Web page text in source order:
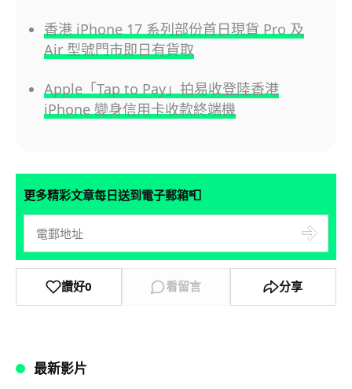
香港 iPhone 17 系列部份首日現貨 Pro 及
Air 型號門市即日有貨取
Apple「Tap to Pay」拍易收登陸香港
iPhone 變身信用卡收款終端機
更多精彩文章每日送到電子郵箱📮
讚好0 看留言 分享
最新影片